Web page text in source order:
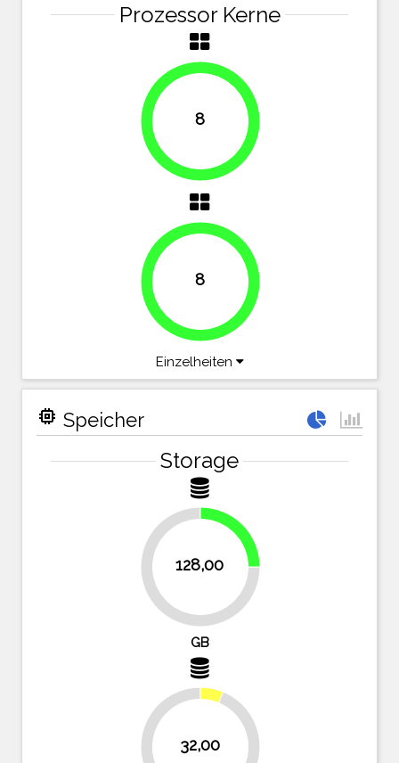
Prozessor Kerne
8
100%
8
100%
Einzelheiten
memory Speicher
Storage
128,00
75%
25%
GB
32,00